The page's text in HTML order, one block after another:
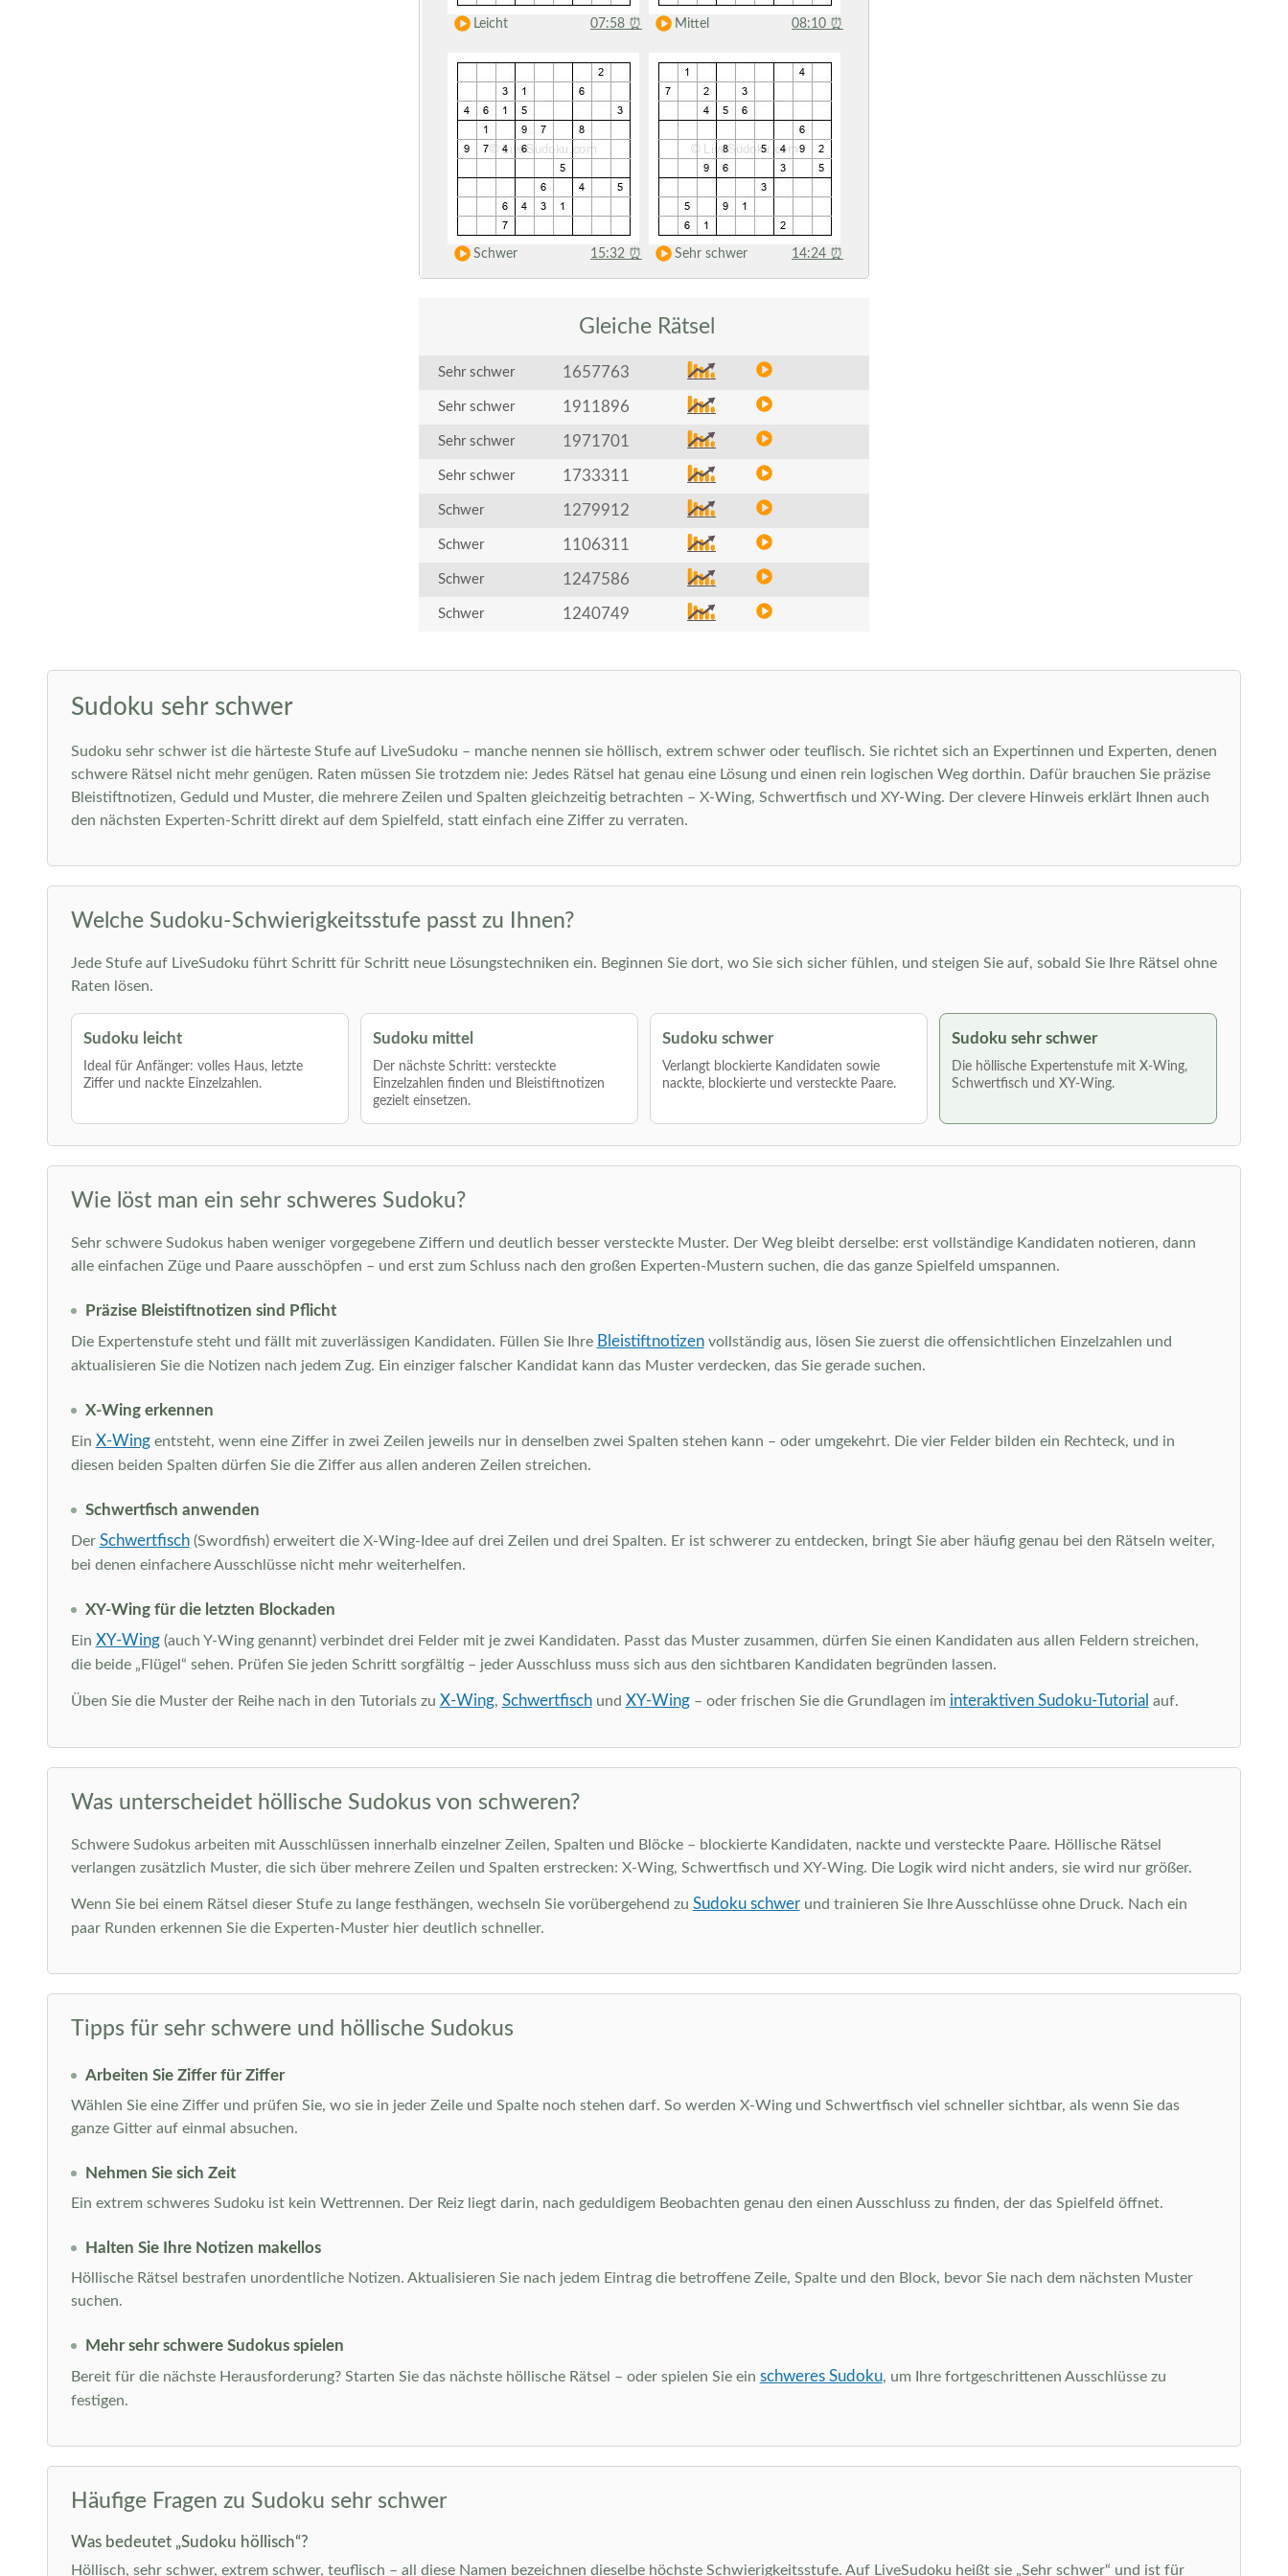
Leicht 07:58 ⏰ Mittel 08:10 ⏰
Schwer 15:32 ⏰ Sehr schwer 14:24 ⏰
Gleiche Rätsel
Sehr schwer 1657763
Sehr schwer 1911896
Sehr schwer 1971701
Sehr schwer 1733311
Schwer 1279912
Schwer 1106311
Schwer 1247586
Schwer 1240749
Sudoku sehr schwer
Sudoku sehr schwer ist die härteste Stufe auf LiveSudoku – manche nennen sie höllisch, extrem schwer oder teuflisch. Sie richtet sich an Expertinnen und Experten, denen
schwere Rätsel nicht mehr genügen. Raten müssen Sie trotzdem nie: Jedes Rätsel hat genau eine Lösung und einen rein logischen Weg dorthin. Dafür brauchen Sie präzise
Bleistiftnotizen, Geduld und Muster, die mehrere Zeilen und Spalten gleichzeitig betrachten – X-Wing, Schwertfisch und XY-Wing. Der clevere Hinweis erklärt Ihnen auch
den nächsten Experten-Schritt direkt auf dem Spielfeld, statt einfach eine Ziffer zu verraten.
Welche Sudoku-Schwierigkeitsstufe passt zu Ihnen?
Jede Stufe auf LiveSudoku führt Schritt für Schritt neue Lösungstechniken ein. Beginnen Sie dort, wo Sie sich sicher fühlen, und steigen Sie auf, sobald Sie Ihre Rätsel ohne
Raten lösen.
Sudoku leicht
Ideal für Anfänger: volles Haus, letzte
Ziffer und nackte Einzelzahlen.
Sudoku mittel
Der nächste Schritt: versteckte
Einzelzahlen finden und Bleistiftnotizen
gezielt einsetzen.
Sudoku schwer
Verlangt blockierte Kandidaten sowie
nackte, blockierte und versteckte Paare.
Sudoku sehr schwer
Die höllische Expertenstufe mit X-Wing,
Schwertfisch und XY-Wing.
Wie löst man ein sehr schweres Sudoku?
Sehr schwere Sudokus haben weniger vorgegebene Ziffern und deutlich besser versteckte Muster. Der Weg bleibt derselbe: erst vollständige Kandidaten notieren, dann
alle einfachen Züge und Paare ausschöpfen – und erst zum Schluss nach den großen Experten-Mustern suchen, die das ganze Spielfeld umspannen.
Präzise Bleistiftnotizen sind Pflicht
Die Expertenstufe steht und fällt mit zuverlässigen Kandidaten. Füllen Sie Ihre Bleistiftnotizenvollständig aus, lösen Sie zuerst die offensichtlichen Einzelzahlen und
aktualisieren Sie die Notizen nach jedem Zug. Ein einziger falscher Kandidat kann das Muster verdecken, das Sie gerade suchen.
X-Wing erkennen
Ein X-Wingentsteht, wenn eine Ziffer in zwei Zeilen jeweils nur in denselben zwei Spalten stehen kann – oder umgekehrt. Die vier Felder bilden ein Rechteck, und in
diesen beiden Spalten dürfen Sie die Ziffer aus allen anderen Zeilen streichen.
Schwertfisch anwenden
Der Schwertfisch(Swordfish) erweitert die X-Wing-Idee auf drei Zeilen und drei Spalten. Er ist schwerer zu entdecken, bringt Sie aber häufig genau bei den Rätseln weiter,
bei denen einfachere Ausschlüsse nicht mehr weiterhelfen.
XY-Wing für die letzten Blockaden
Ein XY-Wing(auch Y-Wing genannt) verbindet drei Felder mit je zwei Kandidaten. Passt das Muster zusammen, dürfen Sie einen Kandidaten aus allen Feldern streichen,
die beide „Flügel“ sehen. Prüfen Sie jeden Schritt sorgfältig – jeder Ausschluss muss sich aus den sichtbaren Kandidaten begründen lassen.
Üben Sie die Muster der Reihe nach in den Tutorials zu X-Wing, Schwertfischund XY-Wing– oder frischen Sie die Grundlagen im interaktiven Sudoku-Tutorial auf.
Was unterscheidet höllische Sudokus von schweren?
Schwere Sudokus arbeiten mit Ausschlüssen innerhalb einzelner Zeilen, Spalten und Blöcke – blockierte Kandidaten, nackte und versteckte Paare. Höllische Rätsel
verlangen zusätzlich Muster, die sich über mehrere Zeilen und Spalten erstrecken: X-Wing, Schwertfisch und XY-Wing. Die Logik wird nicht anders, sie wird nur größer.
Wenn Sie bei einem Rätsel dieser Stufe zu lange festhängen, wechseln Sie vorübergehend zu Sudoku schwerund trainieren Sie Ihre Ausschlüsse ohne Druck. Nach ein
paar Runden erkennen Sie die Experten-Muster hier deutlich schneller.
Tipps für sehr schwere und höllische Sudokus
Arbeiten Sie Ziffer für Ziffer
Wählen Sie eine Ziffer und prüfen Sie, wo sie in jeder Zeile und Spalte noch stehen darf. So werden X-Wing und Schwertfisch viel schneller sichtbar, als wenn Sie das
ganze Gitter auf einmal absuchen.
Nehmen Sie sich Zeit
Ein extrem schweres Sudoku ist kein Wettrennen. Der Reiz liegt darin, nach geduldigem Beobachten genau den einen Ausschluss zu finden, der das Spielfeld öffnet.
Halten Sie Ihre Notizen makellos
Höllische Rätsel bestrafen unordentliche Notizen. Aktualisieren Sie nach jedem Eintrag die betroffene Zeile, Spalte und den Block, bevor Sie nach dem nächsten Muster
suchen.
Mehr sehr schwere Sudokus spielen
Bereit für die nächste Herausforderung? Starten Sie das nächste höllische Rätsel – oder spielen Sie ein schweres Sudoku, um Ihre fortgeschrittenen Ausschlüsse zu
festigen.
Häufige Fragen zu Sudoku sehr schwer
Was bedeutet „Sudoku höllisch“?
Höllisch, sehr schwer, extrem schwer, teuflisch – all diese Namen bezeichnen dieselbe höchste Schwierigkeitsstufe. Auf LiveSudoku heißt sie „Sehr schwer“ und ist für